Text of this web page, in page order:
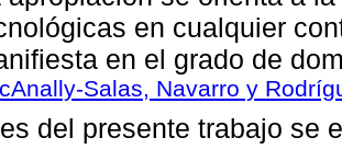
en cualquier
en el grado de
Salas, Navarro y
del presente trabajo se